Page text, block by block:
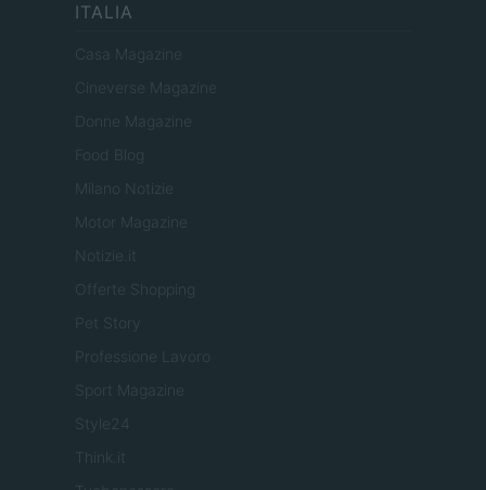
ITALIA
Casa Magazine
Cineverse Magazine
Donne Magazine
Food Blog
Milano Notizie
Motor Magazine
Notizie.it
Offerte Shopping
Pet Story
Professione Lavoro
Sport Magazine
Style24
Think.it